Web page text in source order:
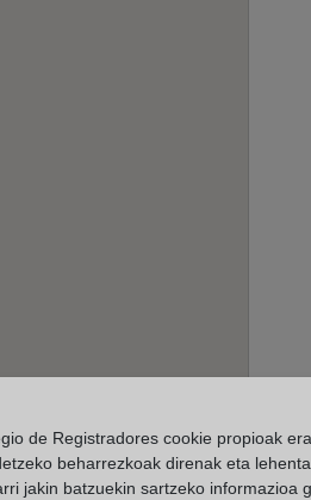
de Registradores cookie propioak
beharrezkoak direnak eta
jakin batzuekin sartzeko informazioa